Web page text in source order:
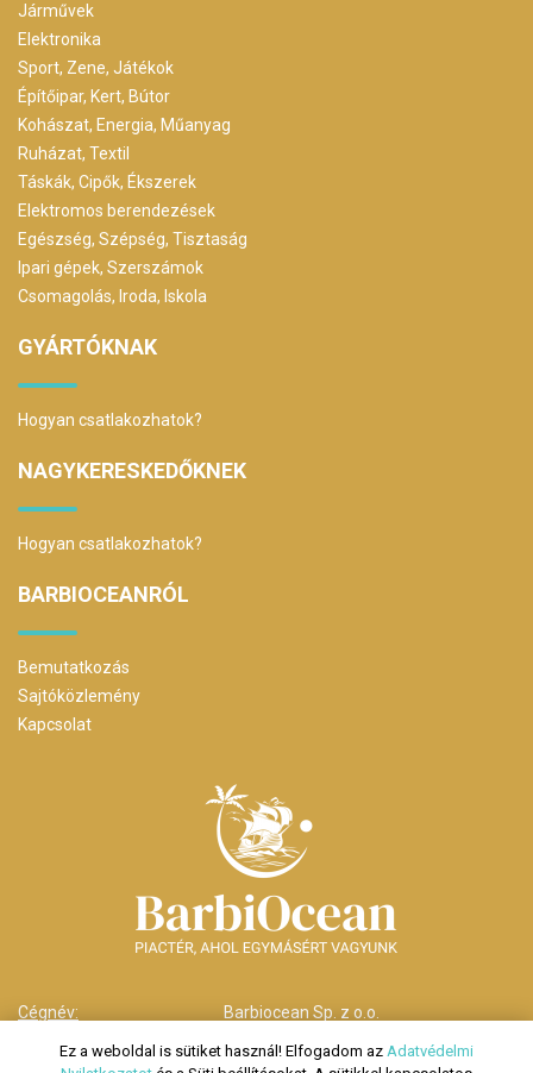
Járművek
Elektronika
Sport, Zene, Játékok
Építőipar, Kert, Bútor
Kohászat, Energia, Műanyag
Ruházat, Textil
Táskák, Cipők, Ékszerek
Elektromos berendezések
Egészség, Szépség, Tisztaság
Ipari gépek, Szerszámok
Csomagolás, Iroda, Iskola
GYÁRTÓKNAK
Hogyan csatlakozhatok?
NAGYKERESKEDŐKNEK
Hogyan csatlakozhatok?
BARBIOCEANRÓL
Bemutatkozás
Sajtóközlemény
Kapcsolat
Cégnév:
Barbiocean Sp. z o.o.
ul. Długa nr 29
Ez a weboldal is sütiket használ! Elfogadom az Adatvédelmi